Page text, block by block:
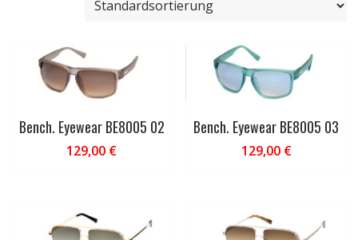
Bench. Eyewear BE8005 02
129,00 €
Bench. Eyewear BE8005 03
129,00 €